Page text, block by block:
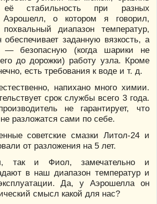
стабильность при разных
Аэрошелл, о котором я говорил,
диапазон температур,
обеспечивает заданную вязкость, а
— безопасную (когда шарики не
до дорожки) работу узла. Кроме
есть требования к воде и т. д.
напихано много химии.
срок службы всего 3 года.
не гарантирует, что
разложатся сами по себе.
советские смазки Литол-24 и
от разложения на 5 лет.
так и Фиол, замечательно и
в наш диапазон температур и
Да, у Аэрошелла он
смысл какой для нас?